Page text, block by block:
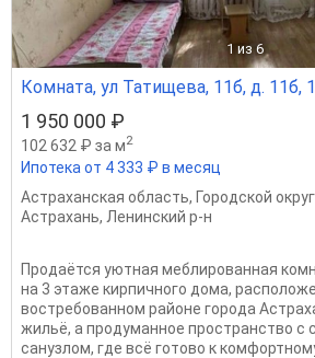
1 из 6
Комната, ул Татищева, 11б, д. 11б,
1 950 000 ₽
102 632 ₽ за м2
Ипотека от 4 333 ₽ в месяц
Астраханская область, Городской
Астрахань, Ленинский р-н
Продаётся уютная меблированная
на 3 этаже кирпичного дома,
востребованном районе города
жильё, а продуманное пространство с
санузлом, где всё готово к